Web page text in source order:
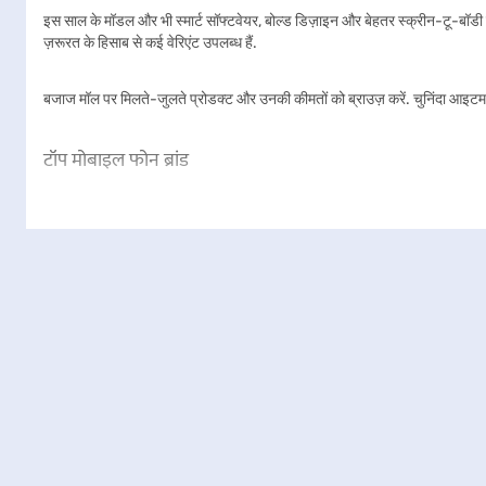
इस साल के मॉडल और भी स्मार्ट सॉफ्टवेयर, बोल्ड डिज़ाइन और बेहतर स्क्रीन-टू-
ज़रूरत के हिसाब से कई वेरिएंट उपलब्ध हैं.
बजाज मॉल पर मिलते-जुलते प्रोडक्ट और उनकी कीमतों को ब्राउज़ करें. चुनिंदा
टॉप मोबाइल फोन ब्रांड
भारत की स्मार्टफोन मार्केट, हर तरह की प्राइस रेंज विकल्पों के साथ तेजी से बढ़
अलग विशेषता होती है, चाहे वह Samsung की डिस्प्ले क्वालिटी हो या Apple का